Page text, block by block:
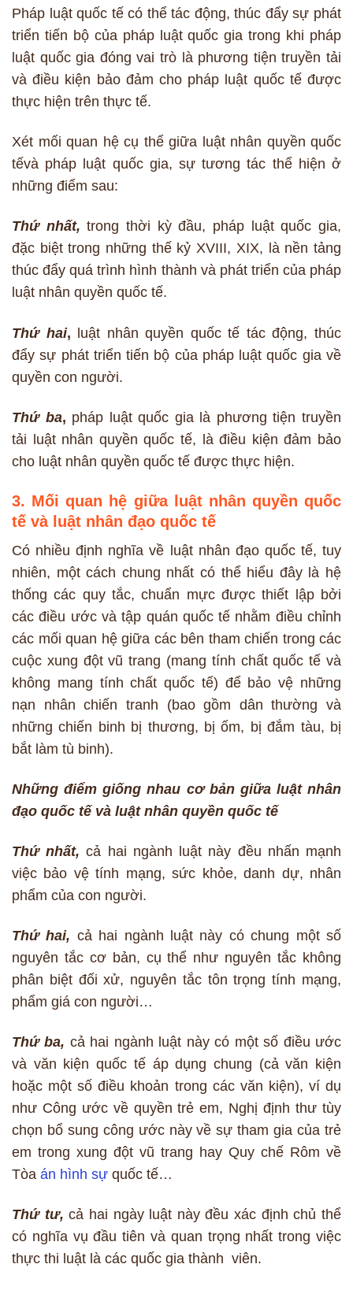
Pháp luật quốc tế có thể tác động, thúc đẩy sự phát
triển tiến bộ của pháp luật quốc gia trong khi pháp
luật quốc gia đóng vai trò là phương tiện truyền tải
và điều kiện bảo đảm cho pháp luật quốc tế được
thực hiện trên thực tế.
Xét mối quan hệ cụ thể giữa luật nhân quyền quốc
tếvà pháp luật quốc gia, sự tương tác thể hiện ở
những điểm sau:
Thứ nhất, trong thời kỳ đầu, pháp luật quốc gia,
đặc biệt trong những thế kỷ XVIII, XIX, là nền tảng
thúc đẩy quá trình hình thành và phát triển của pháp
luật nhân quyền quốc tế.
Thứ hai, luật nhân quyền quốc tế tác động, thúc
đẩy sự phát triển tiến bộ của pháp luật quốc gia về
quyền con người.
Thứ ba, pháp luật quốc gia là phương tiện truyền
tải luật nhân quyền quốc tế, là điều kiện đảm bảo
cho luật nhân quyền quốc tế được thực hiện.
3. Mối quan hệ giữa luật nhân quyền quốc
tế và luật nhân đạo quốc tế
Có nhiều định nghĩa về luật nhân đạo quốc tế, tuy
nhiên, một cách chung nhất có thể hiểu đây là hệ
thống các quy tắc, chuẩn mực được thiết lập bởi
các điều ước và tập quán quốc tế nhằm điều chỉnh
các mối quan hệ giữa các bên tham chiến trong các
cuộc xung đột vũ trang (mang tính chất quốc tế và
không mang tính chất quốc tế) để bảo vệ những
nạn nhân chiến tranh (bao gồm dân thường và
những chiến binh bị thương, bị ốm, bị đắm tàu, bị
bắt làm tù binh).
Những điểm giống nhau cơ bản giữa luật nhân
đạo quốc tế và luật nhân quyền quốc tế
Thứ nhất, cả hai ngành luật này đều nhấn mạnh
việc bảo vệ tính mạng, sức khỏe, danh dự, nhân
phẩm của con người.
Thứ hai, cả hai ngành luật này có chung một số
nguyên tắc cơ bản, cụ thể như nguyên tắc không
phân biệt đối xử, nguyên tắc tôn trọng tính mạng,
phẩm giá con người…
Thứ ba, cả hai ngành luật này có một số điều ước
và văn kiện quốc tế áp dụng chung (cả văn kiện
hoặc một số điều khoản trong các văn kiện), ví dụ
như Công ước về quyền trẻ em, Nghị định thư tùy
chọn bổ sung công ước này về sự tham gia của trẻ
em trong xung đột vũ trang hay Quy chế Rôm về
Tòa án hình sự quốc tế…
Thứ tư, cả hai ngày luật này đều xác định chủ thể
có nghĩa vụ đầu tiên và quan trọng nhất trong việc
thực thi luật là các quốc gia thành viên.